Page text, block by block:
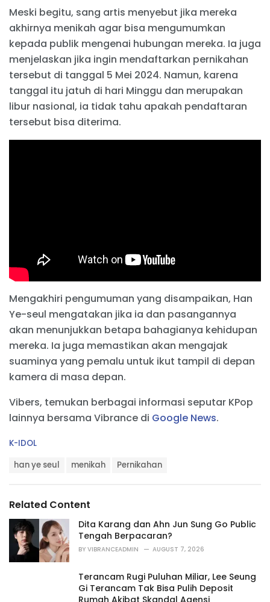
Meski begitu, sang artis menyebut jika mereka
akhirnya menikah agar bisa mengumumkan
kepada publik mengenai hubungan mereka. Ia juga
menjelaskan jika ingin mendaftarkan pernikahan
tersebut di tanggal 5 Mei 2024. Namun, karena
tanggal itu jatuh di hari Minggu dan merupakan
libur nasional, ia tidak tahu apakah pendaftaran
tersebut bisa diterima.
Mengakhiri pengumuman yang disampaikan, Han
Ye-seul mengatakan jika ia dan pasangannya
akan menunjukkan betapa bahagianya kehidupan
mereka. Ia juga memastikan akan mengajak
suaminya yang pemalu untuk ikut tampil di depan
kamera di masa depan.
Vibers, temukan berbagai informasi seputar KPop
lainnya bersama Vibrance di Google News.
C
r
i
K-IDOL
:
han ye seul menikah Pernikahan
Related Content
Dita Karang dan Ahn Jun Sung Go Public
Tengah Berpacaran?
BY VIBRANCEADMIN AUGUST 7, 2026
Terancam Rugi Puluhan Miliar, Lee Seung
Gi Terancam Tak Bisa Pulih Deposit
Rumah Akibat Skandal Agensi